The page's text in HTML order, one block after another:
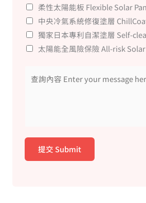
柔性太陽能板 Flexible Solar
中央冷氣系統修復塗層
獨家日本專利自潔塗層​ Self-
太陽能全風險保險 All-risk
提交 Submit